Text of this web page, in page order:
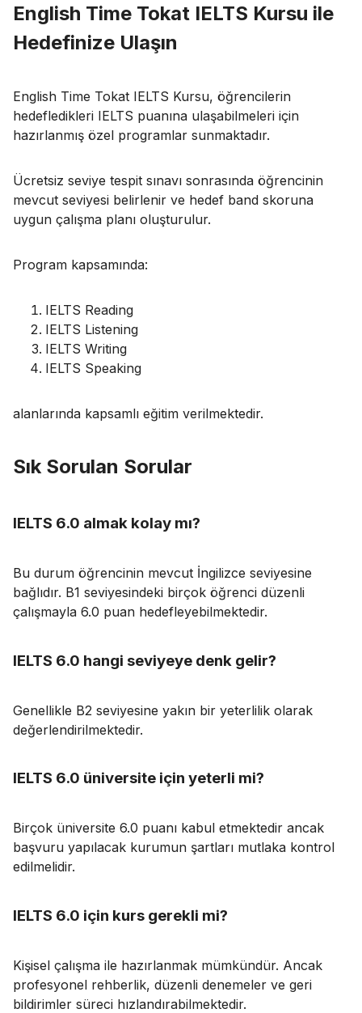
English Time Tokat IELTS Kursu ile
Hedefinize Ulaşın
English Time Tokat IELTS Kursu, öğrencilerin
hedefledikleri IELTS puanına ulaşabilmeleri için
hazırlanmış özel programlar sunmaktadır.
Ücretsiz seviye tespit sınavı sonrasında öğrencinin
mevcut seviyesi belirlenir ve hedef band skoruna
uygun çalışma planı oluşturulur.
Program kapsamında:
IELTS Reading
IELTS Listening
IELTS Writing
IELTS Speaking
alanlarında kapsamlı eğitim verilmektedir.
Sık Sorulan Sorular
IELTS 6.0 almak kolay mı?
Bu durum öğrencinin mevcut İngilizce seviyesine
bağlıdır. B1 seviyesindeki birçok öğrenci düzenli
çalışmayla 6.0 puan hedefleyebilmektedir.
IELTS 6.0 hangi seviyeye denk gelir?
Genellikle B2 seviyesine yakın bir yeterlilik olarak
değerlendirilmektedir.
IELTS 6.0 üniversite için yeterli mi?
Birçok üniversite 6.0 puanı kabul etmektedir ancak
başvuru yapılacak kurumun şartları mutlaka kontrol
edilmelidir.
IELTS 6.0 için kurs gerekli mi?
Kişisel çalışma ile hazırlanmak mümkündür. Ancak
profesyonel rehberlik, düzenli denemeler ve geri
bildirimler süreci hızlandırabilmektedir.